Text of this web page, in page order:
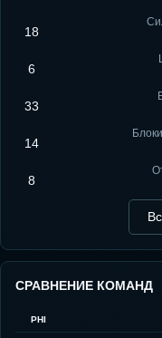
18
6
33
14
8
СРАВНЕНИЕ КОМАНД
PHI